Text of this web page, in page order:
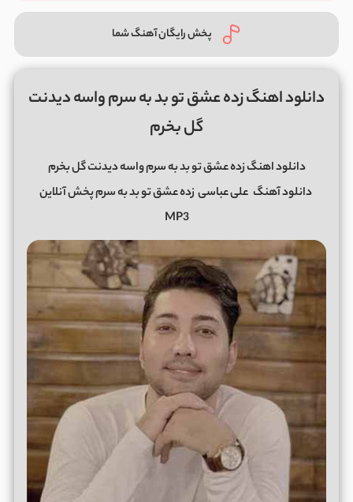
پخش رایگان آهنگ شما
دانلود اهنگ زده عشق تو بد به سرم واسه دیدنت
گل بخرم
دانلود اهنگ زده عشق تو بد به سرم واسه دیدنت گل بخرم
دانلود آهنگ علی عباسی زده عشق تو بد به سرم پخش آنلاین
MP3